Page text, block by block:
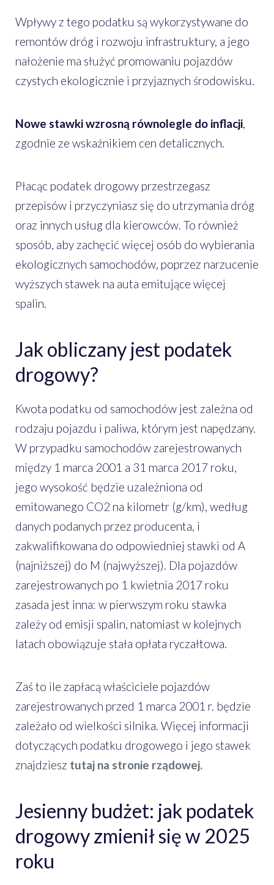
Wpływy z tego podatku są wykorzystywane do
remontów dróg i rozwoju infrastruktury, a jego
nałożenie ma służyć promowaniu pojazdów
czystych ekologicznie i przyjaznych środowisku.
Nowe stawki wzrosną równolegle do inflacji
zgodnie ze wskaźnikiem cen detalicznych.
Płacąc podatek drogowy przestrzegasz
przepisów i przyczyniasz się do utrzymania dróg
oraz innych usług dla kierowców. To również
sposób, aby zachęcić więcej osób do wybierania
ekologicznych samochodów, poprzez narzucenie
wyższych stawek na auta emitujące więcej
spalin.
Jak obliczany jest podatek
drogowy?
Kwota podatku od samochodów jest zależna od
rodzaju pojazdu i paliwa, którym jest napędzany.
W przypadku samochodów zarejestrowanych
między 1 marca 2001 a 31 marca 2017 roku,
jego wysokość będzie uzależniona od
emitowanego CO2 na kilometr (g/km), według
danych podanych przez producenta, i
zakwalifikowana do odpowiedniej stawki od A
(najniższej) do M (najwyższej). Dla pojazdów
zarejestrowanych po 1 kwietnia 2017 roku
zasada jest inna: w pierwszym roku stawka
zależy od emisji spalin, natomiast w kolejnych
latach obowiązuje stała opłata ryczałtowa.
Zaś to ile zapłacą właściciele pojazdów
zarejestrowanych przed 1 marca 2001 r. będzie
zależało od wielkości silnika. Więcej informacji
dotyczących podatku drogowego i jego stawek
znajdziesz tutaj na stronie rządowej.
Jesienny budżet: jak podatek
drogowy zmienił się w 2025
roku